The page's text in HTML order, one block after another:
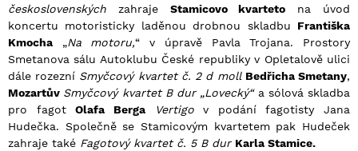
československých zahraje Stamicovo kvarteto na úvod
koncertu motoristicky laděnou drobnou skladbu Františka
Kmocha „Na motoru,“ v úpravě Pavla Trojana. Prostory
Smetanova sálu Autoklubu České republiky v Opletalově ulici
dále rozezní Smyčcový kvartet č. 2 d moll Bedřicha Smetany,
Mozartův Smyčcový kvartet B dur „Lovecký“a sólová skladba
pro fagotOlafa Berga Vertigov podání fagotisty Jana
Hudečka. Společně se Stamicovým kvartetem pak Hudeček
zahraje také Fagotový kvartet č. 5 B dur Karla Stamice.